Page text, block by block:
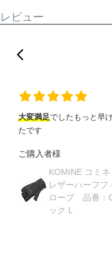
レビュー
大変満足でしたもっと早
たです
ご購入者様
KOMINE コミネ
レザーハーフフ
ローブ 品番：
ック L